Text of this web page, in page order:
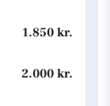
1.850 kr.
2.000 kr.